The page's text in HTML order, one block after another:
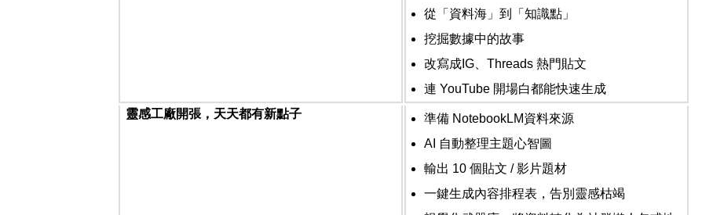
從「資料海」到「知識點」
挖掘數據中的故事
改寫成 IG 、Threads熱門貼文
連 YouTube 開場白都能快速生成
靈感工廠開張，天天都有新點子
準備 NotebookLM資料來源
AI 自動整理主題心智圖
輸出 10個貼文 /影片題材
一鍵生成內容排程表，告別靈感枯竭